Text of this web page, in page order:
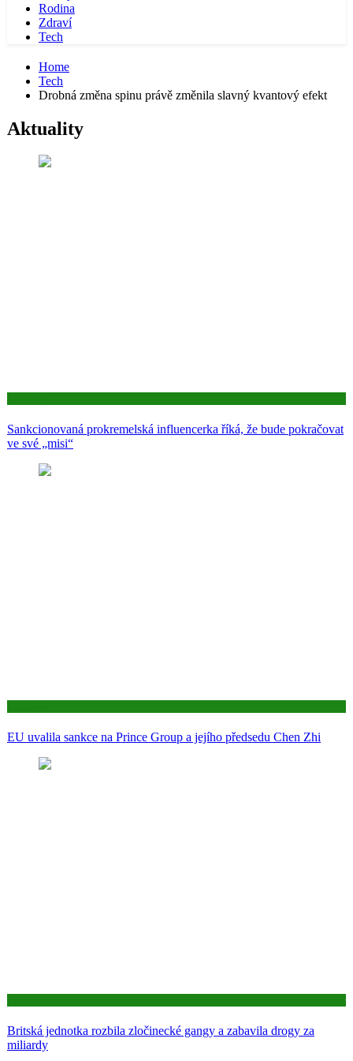
Rodina
Zdraví
Tech
Home
Tech
Drobná změna spinu právě změnila slavný kvantový efekt
Aktuality
Sankcionovaná prokremelská influencerka říká, že bude pokračovat
ve své „misi“
EU uvalila sankce na Prince Group a jejího předsedu Chen Zhi
Britská jednotka rozbila zločinecké gangy a zabavila drogy za
miliardy